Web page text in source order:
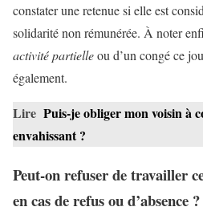
constater une retenue si elle est
solidarité non rémunérée. À noter
activité partielleou d’un congé ce
également.
Lire Puis-je obliger mon voisin à
envahissant ?
Peut-on refuser de travailler
en cas de refus ou d’absence ?